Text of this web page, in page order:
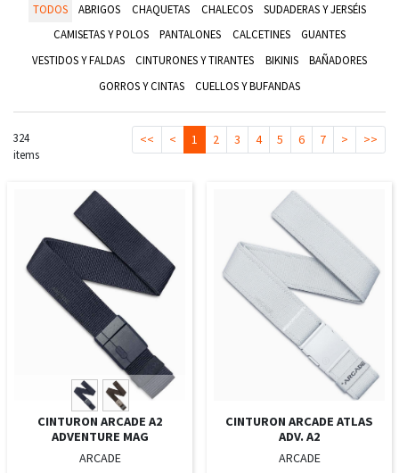
TODOS ABRIGOS CHAQUETAS CHALECOS
SUDADERAS Y JERSÉIS
CAMISETAS Y POLOS
PANTALONES CALCETINES
GUANTES
VESTIDOS Y FALDAS
CINTURONES Y TIRANTES BIKINIS
BAÑADORES
GORROS Y CINTAS
CUELLOS Y BUFANDAS
324
items
<< < 1 2 3 4 5 6 7 > >>
CINTURON ARCADE A2
ADVENTURE MAG
ARCADE
CINTURON ARCADE ATLAS
ADV. A2
ARCADE